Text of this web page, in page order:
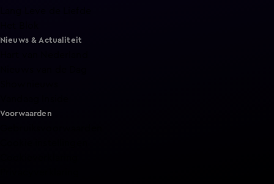
Nieuws & Actualiteit
Voorwaarden